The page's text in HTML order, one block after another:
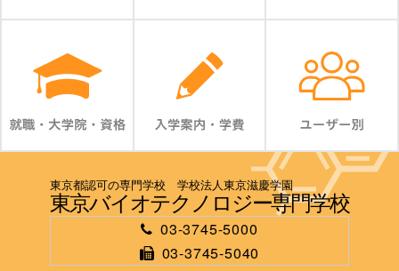
東京都認可の専門学校 学校法人東京滋慶学園
東京バイオテクノロジー専門学校
03-3745-5000
03-3745-5040